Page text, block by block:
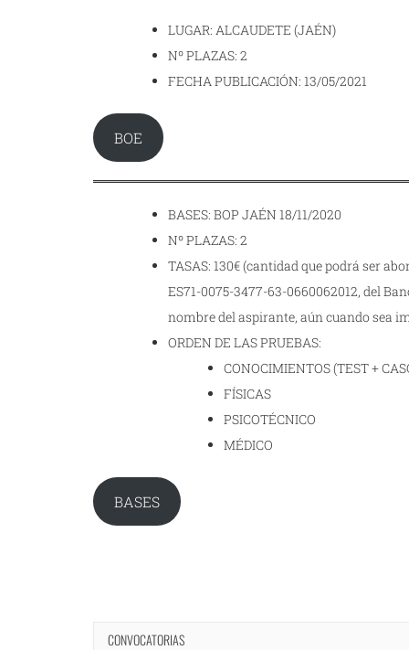
LUGAR: ALCAUDETE (JAÉN)
Nº PLAZAS: 2
FECHA PUBLICACIÓN: 13/05/2021
BOE
BASES: BOP JAÉN 18/11/2020
Nº PLAZAS: 2
TASAS: 130€ (cantidad que podrá ser
ES71-0075-3477-63-0660062012, del
nombre del aspirante, aún cuando sea
ORDEN DE LAS PRUEBAS:
CONOCIMIENTOS (TEST +
FÍSICAS
PSICOTÉCNICO
MÉDICO
BASES
CONVOCATORIAS